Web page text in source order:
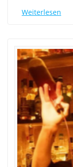
Weiterlesen